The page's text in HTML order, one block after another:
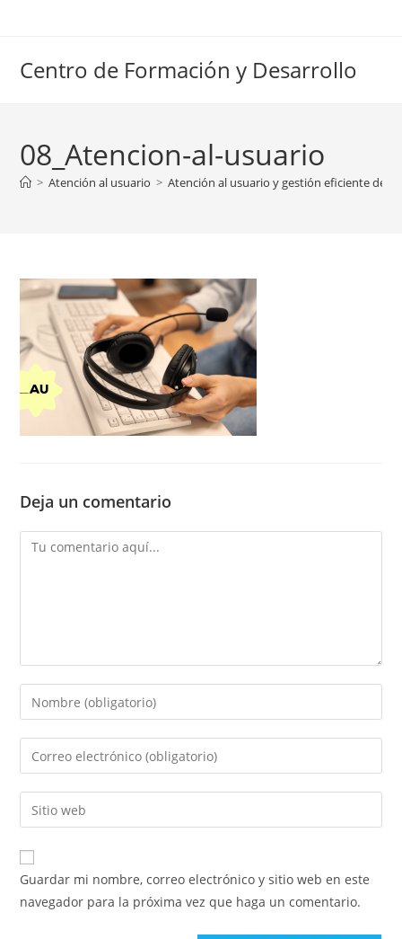
Centro de Formación y Desarrollo
08_Atencion-al-usuario
> Atención al usuario > Atención al usuario y gestión eficiente de
Deja un comentario
Comentario
Introducí
tu
nombre
de
usuario
para
comentar
Introducí
tu
dirección
de
electrónico
para
comentar
Introducí
la
URL
de
Guardar mi nombre, correo electrónico y sitio web en este
navegador para la próxima vez que haga un comentario.